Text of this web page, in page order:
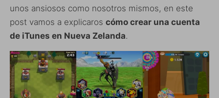
unos ansiosos como nosotros mismos, en este
post vamos a explicaros cómo crear una cuenta
de iTunes en Nueva Zelanda.